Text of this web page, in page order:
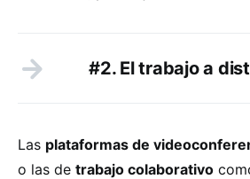
#2. El trabajo a
Las plataformas de
o las de trabajo colaborativo